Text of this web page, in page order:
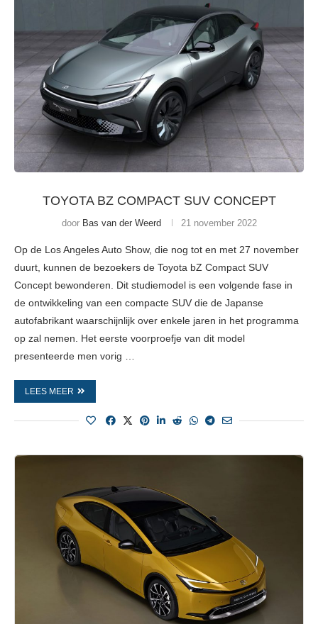
TOYOTA BZ COMPACT SUV CONCEPT
door Bas van der Weerd 21 november 2022
Op de Los Angeles Auto Show, die nog tot en met 27 november
duurt, kunnen de bezoekers de Toyota bZ Compact SUV
Concept bewonderen. Dit studiemodel is een volgende fase in
de ontwikkeling van een compacte SUV die de Japanse
autofabrikant waarschijnlijk over enkele jaren in het programma
op zal nemen. Het eerste voorproefje van dit model
presenteerde men vorig …
LEES MEER